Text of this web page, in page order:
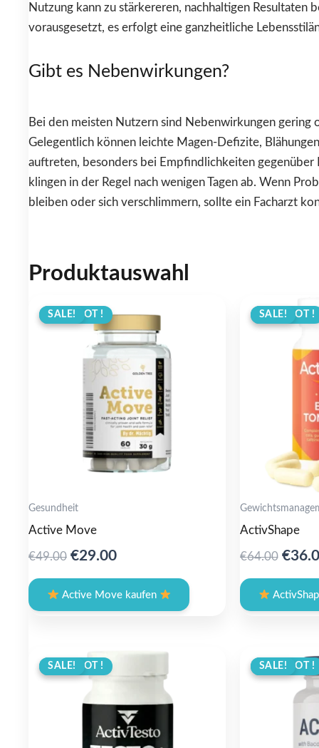
Nutzung kann zu stärkereren, nachhaltigen Resultaten
vorausgesetzt, es erfolgt eine ganzheitliche
Gibt es Nebenwirkungen?
Bei den meisten Nutzern sind Nebenwirkungen gering
Gelegentlich können leichte Magen-Defizite,
auftreten, besonders bei Empfindlichkeiten gegenüber
klingen in der Regel nach wenigen Tagen ab. Wenn
bleiben oder sich verschlimmern, sollte ein Facharzt
Produktauswahl
ANGEBOT !
SALE!
Gesundheit
Active Move
€49.00 Original
was:
€49.00.
€29.00Current
is:
€29.00.
Active Move kaufen
ANGEBOT !
SALE!
ActivShape
€64.00
was:
€
ANGEBOT !
SALE! ANGEBOT !
SALE!